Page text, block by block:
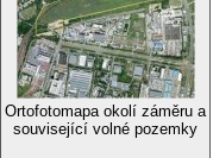
Ortofotomapa okolí záměru a
související volné pozemky